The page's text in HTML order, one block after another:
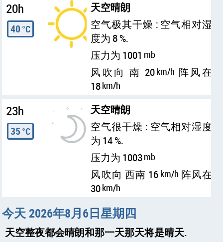
20h
40°C
天空晴朗
空气极其干燥 : 空气相对湿
度为 8 %.
压力为 1001 mb
风吹向 南 20km/h 阵风在
18km/h
23h
35°C
天空晴朗
空气很干燥 : 空气相对湿度
为 14 %.
压力为 1003mb
风吹向 西南 16 km/h 阵风在
30km/h
今天 2026年8月6日星期四
天空整夜都会晴朗和那一天那天将是晴天.